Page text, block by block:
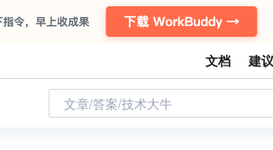
文档 建
文章/答案/技术大牛